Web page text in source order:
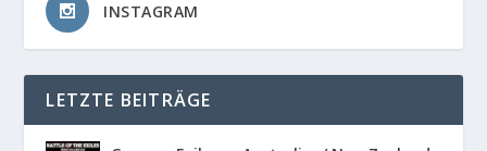
INSTAGRAM
LETZTE BEITRÄGE